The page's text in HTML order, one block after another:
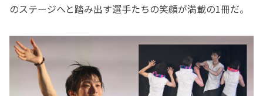
のステージへと踏み出す選手たちの笑顔が満載の1冊だ。